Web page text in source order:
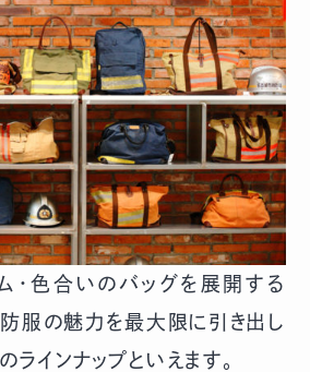
・色合いのバッグを展開する
防服の魅力を最大限に引き出し
ラインナップといえます。